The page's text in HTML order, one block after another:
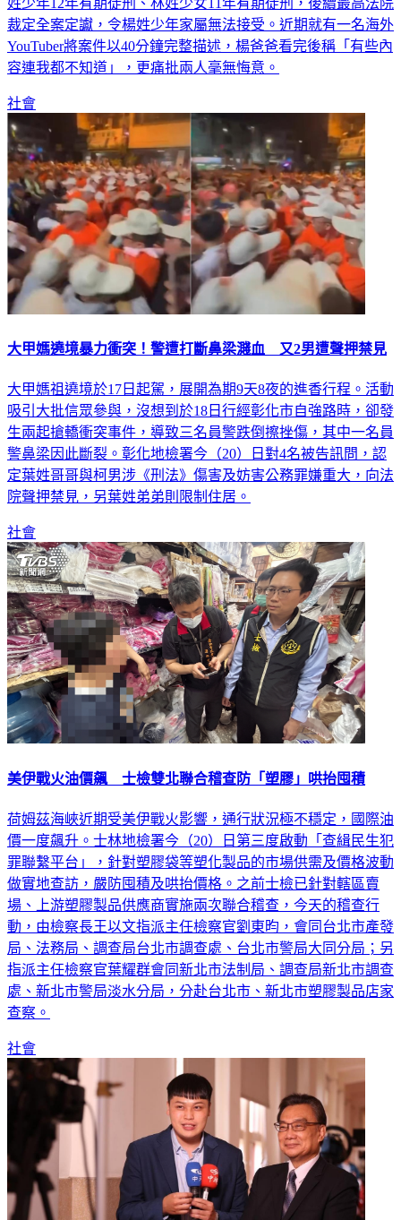
裁定全案定讞，令楊姓少年家屬無法接受。近期就有一名海外
YouTuber將案件以40分鐘完整描述，楊爸爸看完後稱「有些內
容連我都不知道」，更痛批兩人毫無悔意。
社會
大甲媽遶境暴力衝突！警遭打斷鼻梁濺血 又2男遭聲押禁見
大甲媽祖遶境於17日起駕，展開為期9天8夜的進香行程。活動
吸引大批信眾參與，沒想到於18日行經彰化市自強路時，卻發
生兩起搶轎衝突事件，導致三名員警跌倒擦挫傷，其中一名員
警鼻梁因此斷裂。彰化地檢署今（20）日對4名被告訊問，認
定葉姓哥哥與柯男涉《刑法》傷害及妨害公務罪嫌重大，向法
院聲押禁見，另葉姓弟弟則限制住居。
社會
美伊戰火油價飆 士檢雙北聯合稽查防「塑膠」哄抬囤積
荷姆茲海峽近期受美伊戰火影響，通行狀況極不穩定，國際油
價一度飆升。士林地檢署今（20）日第三度啟動「查緝民生犯
罪聯繫平台」，針對塑膠袋等塑化製品的市場供需及價格波動
做實地查訪，嚴防囤積及哄抬價格。之前士檢已針對轄區賣
場、上游塑膠製品供應商實施兩次聯合稽查，今天的稽查行
動，由檢察長王以文指派主任檢察官劉東昀，會同台北市產發
局、法務局、調查局台北市調查處、台北市警局大同分局；另
指派主任檢察官葉耀群會同新北市法制局、調查局新北市調查
處、新北市警局淡水分局，分赴台北市、新北市塑膠製品店家
查察。
社會